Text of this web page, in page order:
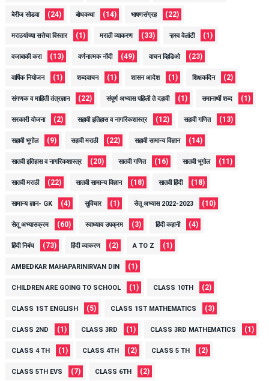
बेरीज सोडवा (24) बोधकथा (14) भाषणसंग्रह (22)
मराठयांच्या सत्तेचा विस्तार (1) मराठी व्याकरण (33) ऱ्हस्व वेलांटी (1)
वजाबाकी करा (13) वर्णनात्मक नोंदी (49) वाचन व्हिडिओ (23)
वार्षिक नियोजन (1) शब्दवाचन (1) शासन आदेश (1) शिक्षकदिन (2)
संगणक व माहिती तंत्रज्ञान (22) संपूर्ण अभ्यास पहिली ते दहावी (1) समानार्थी शब्द (1)
सरकारी योजना (2) सहावी इतिहास व नागरिकशास्त्र (12) सहावी गणित (13)
सहावी भूगोल (9) सहावी मराठी (22) सहावी सामान्य विज्ञान (14)
सातवी इतिहास व नागरिकशास्त्र (20) सातवी गणित (16) सातवी भूगोल (11)
सातवी मराठी (22) सातवी सामान्य विज्ञान (18) सातवी हिंदी (18)
सामान्य ज्ञान- GK (4) सुविचार (1) सेतू अभ्यास 2022-2023 (10)
सेतू अभ्यासक्रम (60) स्वाध्याय उपक्रम (3) हिंदी कहानी (4)
हिंदी निबंध (73) हिंदी व्याकरण (2) A TO Z (1)
AMBEDKAR MAHAPARINIRVAN DIN (1)
CHILDREN ARE GOING TO SCHOOL (1) CLASS 10TH (2)
CLASS 1ST ENGLISH (5) CLASS 1ST MATHEMATICS (3)
CLASS 2ND (1) CLASS 3RD (1) CLASS 3RD MATHEMATICS (1)
CLASS 4 TH (1) CLASS 4TH (2) CLASS 5 TH (2)
CLASS 5TH EVS (7) CLASS 6TH (2)